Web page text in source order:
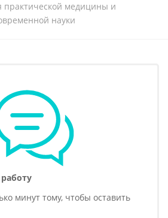
практической медицины и
науки
минут тому, чтобы оставить